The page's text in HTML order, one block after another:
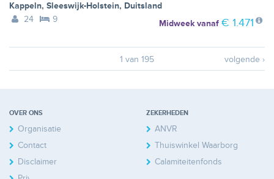
Kappeln, Sleeswijk-Holstein, Duitsland
24
9 Midweekvanaf € 1.471
1 van 195 volgende ›
OVER ONS
Organisatie
Contact
Disclaimer
ZEKERHEDEN
ANVR
Thuiswinkel Waarborg
Calamiteitenfonds